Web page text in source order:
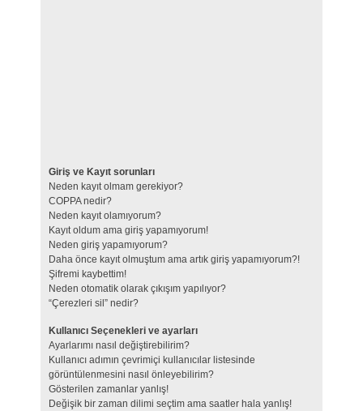
Giriş ve Kayıt sorunları
Neden kayıt olmam gerekiyor?
COPPA nedir?
Neden kayıt olamıyorum?
Kayıt oldum ama giriş yapamıyorum!
Neden giriş yapamıyorum?
Daha önce kayıt olmuştum ama artık giriş yapamıyorum?!
Şifremi kaybettim!
Neden otomatik olarak çıkışım yapılıyor?
“Çerezleri sil” nedir?
Kullanıcı Seçenekleri ve ayarları
Ayarlarımı nasıl değiştirebilirim?
Kullanıcı adımın çevrimiçi kullanıcılar listesinde
görüntülenmesini nasıl önleyebilirim?
Gösterilen zamanlar yanlış!
Değişik bir zaman dilimi seçtim ama saatler hala yanlış!